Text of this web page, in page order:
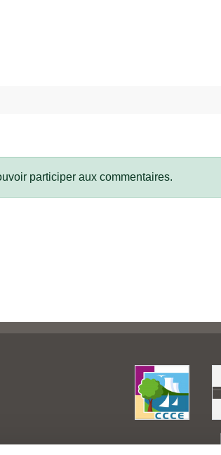
participer aux commentaires.